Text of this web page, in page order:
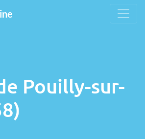
Pouilly-sur-